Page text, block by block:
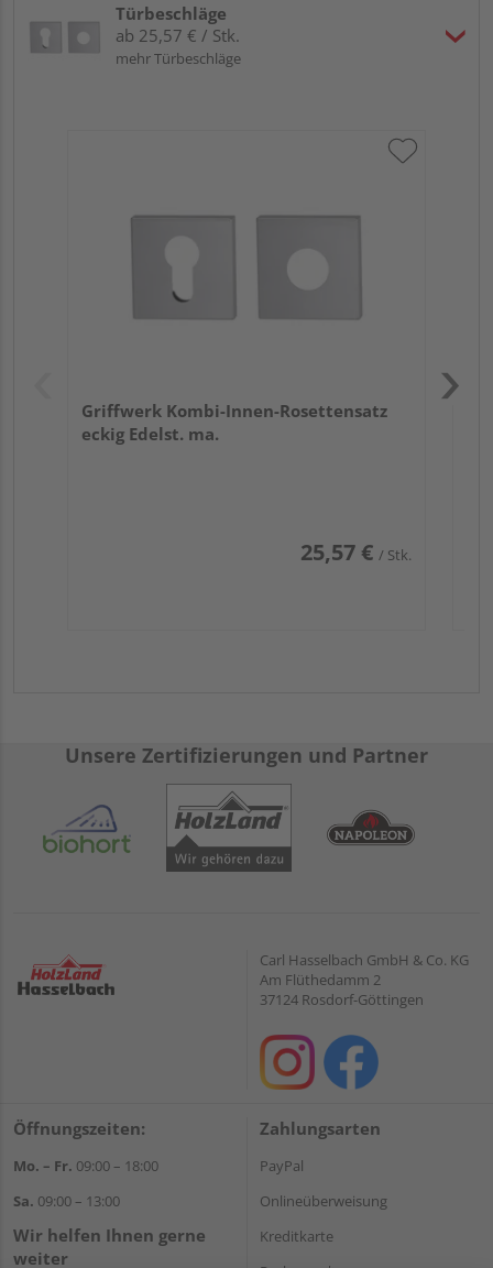
Türbeschläge
ab 25,57 € / Stk.
mehr Türbeschläge
Griffwerk Kombi-Innen-Rosettensatz
eckig Edelst. ma.
25,57 € / Stk.
Unsere Zertifizierungen und Partner
Carl Hasselbach GmbH & Co. KG
Am Flüthedamm 2
37124 Rosdorf-Göttingen
Öffnungszeiten:
Mo. – Fr. 09:00 – 18:00
Sa. 09:00 – 13:00
Wir helfen Ihnen gerne
weiter
Zahlungsarten
PayPal
Onlineüberweisung
Kreditkarte